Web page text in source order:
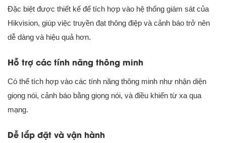
Đặc biệt được thiết kế để tích hợp vào hệ thống giám sát của
Hikvision, giúp việc truyền đạt thông điệp và cảnh báo trở nên
dễ dàng và hiệu quả hơn.
Hỗ trợ các tính năng thông minh
Có thể tích hợp vào các tính năng thông minh như nhận diện
giọng nói, cảnh báo bằng giọng nói, và điều khiển từ xa qua
mạng.
Dễ lắp đặt và vận hành